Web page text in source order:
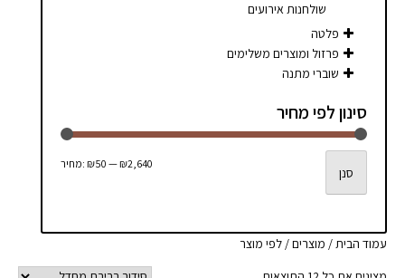
שולחנות אירועים
פלטה
פרזול ומוצרים משלימים
שוברי מתנה
סינון לפי מחיר
מחיר
מחיר
סנן
מחיר:₪50—₪2,640
עמוד הבית/ מוצרים/ לפי מוצר